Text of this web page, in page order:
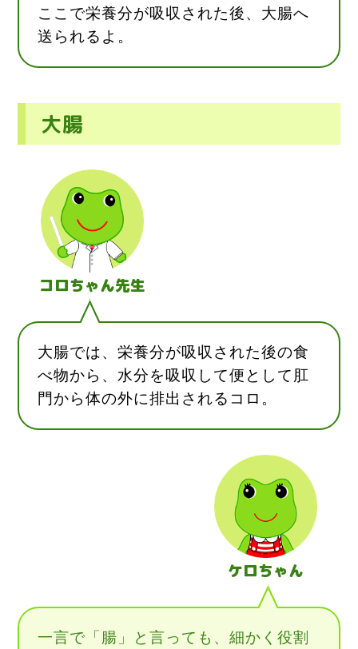
ここで栄養分が吸収された後、大腸へ
送られるよ。
大腸
コロちゃん先生
大腸では、栄養分が吸収された後の食
べ物から、水分を吸収して便として肛
門から体の外に排出されるコロ。
ケロちゃん
一言で「腸」と言っても、細かく役割